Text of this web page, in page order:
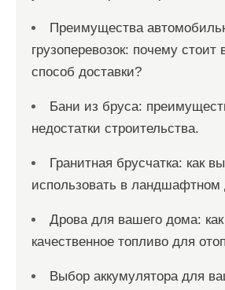
Преимущества
грузоперевозок: почему стоит
способ доставки?
Бани из бруса:
недостатки строительства.
Гранитная брусчатка: как
использовать в ландшафтном
Дрова для вашего дома:
качественное топливо для
Выбор аккумулятора для